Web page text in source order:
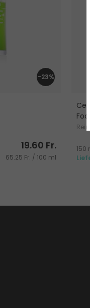
-23%
19.60 Fr.
65.25 Fr. / 100 ml
150